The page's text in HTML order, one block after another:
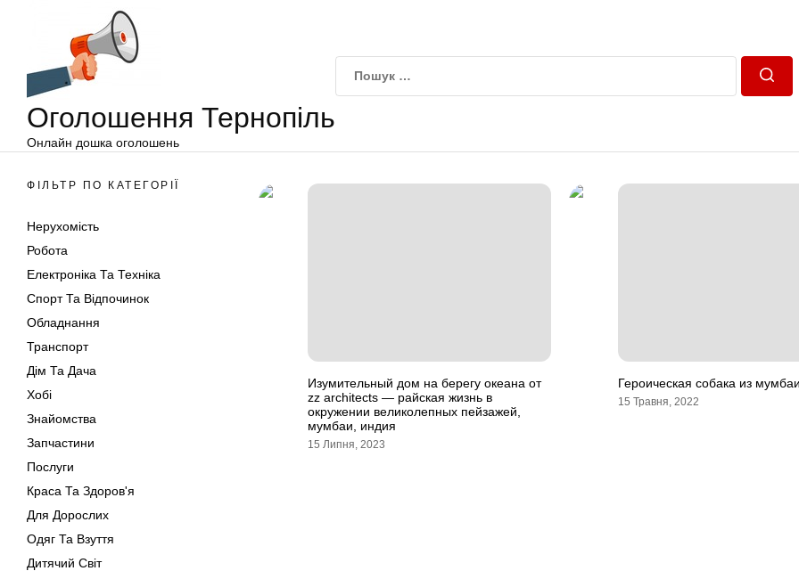
Оголошення Тернопіль
Онлайн дошка оголошень
ФІЛЬТР ПО КАТЕГОРІЇ
Нерухомість
Робота
Електроніка Та Техніка
Спорт Та Відпочинок
Обладнання
Транспорт
Дім Та Дача
Хобі
Знайомства
Запчастини
Послуги
Краса Та Здоров'я
Для Дорослих
Одяг Та Взуття
Дитячий Світ
Изумительный дом на берегу океана от
zz architects — райская жизнь в
окружении великолепных пейзажей,
мумбаи, индия
15 Липня, 2023
Героическая собака из мумбаи
15 Травня, 2022